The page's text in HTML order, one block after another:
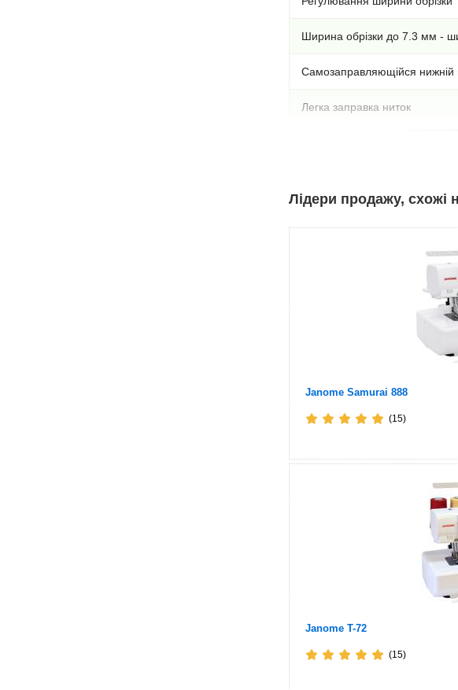
Ширина обрізки до 7.3 мм -
Самозаправляющійся нижній
Легка заправка ниток
Потужність двигуна: 105 Вт
Лідери продажу, схожі
Janome Samurai 888
(15)
Janome T-72
(15)